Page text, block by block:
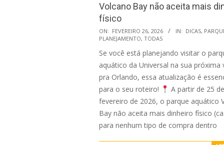
Volcano Bay não aceita mais
físico
2026-
02-
26
ON: FEVEREIRO 26, 2026 IN: DICAS,
PLANEJAMENTO, TODAS
Se você está planejando visitar o
aquático da Universal na sua próxima
pra Orlando, essa atualização é
para o seu roteiro!
A partir de 25 de
fevereiro de 2026, o parque aquático
Bay não aceita mais dinheiro físico
para nenhum tipo de compra dentro